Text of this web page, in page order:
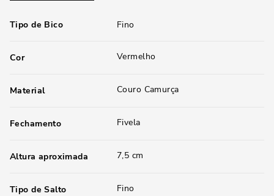
Tipo de Bico Fino
Cor Vermelho
Material Couro Camurça
Fechamento Fivela
Altura aproximada 7,5 cm
Tipo de Salto Fino